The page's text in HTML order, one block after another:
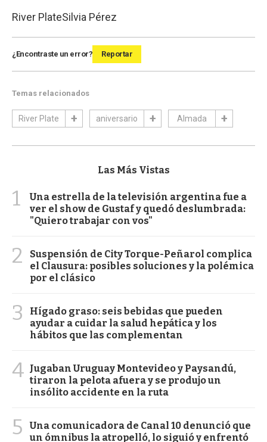
River PlateSilvia Pérez
¿Encontraste un error? Reportar
Temas relacionados
River Plate aniversario Almada
Las Más Vistas
1
Una estrella de la televisión argentina fue a
ver el show de Gustaf y quedó deslumbrada:
"Quiero trabajar con vos"
2
Suspensión de City Torque-Peñarol complica
el Clausura: posibles soluciones y la polémica
por el clásico
3
Hígado graso: seis bebidas que pueden
ayudar a cuidar la salud hepática y los
hábitos que las complementan
4 Jugaban Uruguay Montevideo y Paysandú,
tiraron la pelota afuera y se produjo un
insólito accidente en la ruta
5
Una comunicadora de Canal 10 denunció que
un ómnibus la atropelló, lo siguió y enfrentó